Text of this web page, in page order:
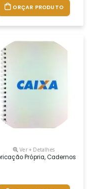
ORÇAR PRODUTO
Do Seu Jeito.tamanhos
Ver + Detalhes
Própria, Cadernos